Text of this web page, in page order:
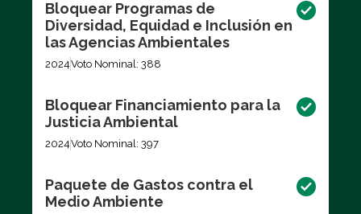
Bloquear Programas de
Diversidad, Equidad e Inclusión en
las Agencias Ambientales
2024Voto Nominal: 388
Bloquear Financiamiento para la
Justicia Ambiental
2024Voto Nominal: 397
Paquete de Gastos contra el
Medio Ambiente